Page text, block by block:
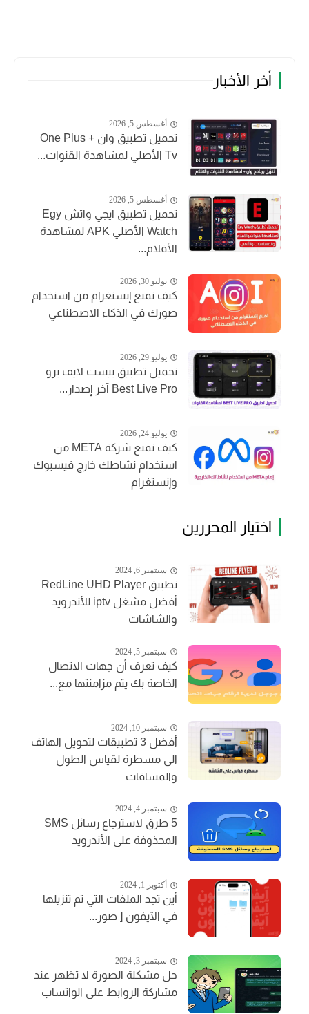
أخر الأخبار
أغسطس 5, 2026
تحميل تطبيق وان + One Plus
Tv الأصلي لمشاهدة القنوات...
أغسطس 5, 2026
تحميل تطبيق ايجي واتش Egy
Watch الأصلي APK لمشاهدة
الأفلام...
يوليو 30, 2026
كيف تمنع إنستغرام من استخدام
صورك في الذكاء الاصطناعي
يوليو 29, 2026
تحميل تطبيق بيست لايف برو
Best Live Pro آخر إصدار...
يوليو 24, 2026
كيف تمنع شركة META من
استخدام نشاطك خارج فيسبوك
وإنستغرام
اختيار المحررين
سبتمبر 6, 2024
تطبيق RedLine UHD Player
أفضل مشغل iptv للأندرويد
والشاشات
سبتمبر 5, 2024
كيف تعرف أن جهات الاتصال
الخاصة بك يتم مزامنتها مع...
سبتمبر 10, 2024
أفضل 3 تطبيقات لتحويل الهاتف
الى مسطرة لقياس الطول
والمسافات
سبتمبر 4, 2024
5 طرق لاسترجاع رسائل SMS
المحذوفة على الأندرويد
أكتوبر 1, 2024
أين تجد الملفات التي تم تنزيلها
في الآيفون [ صور...
سبتمبر 3, 2024
حل مشكلة الصورة لا تظهر عند
مشاركة الروابط على الواتساب